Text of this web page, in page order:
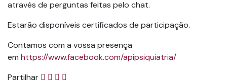
através de perguntas feitas pelo chat.
Estarão disponíveis certificados de participação.
Contamos com a vossa presença
em https://www.facebook.com/apipsiquiatria/
Partilhar